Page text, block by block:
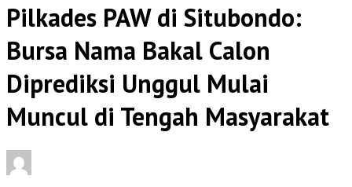
Pilkades PAW di Situbondo:
Bursa Nama Bakal Calon
Diprediksi Unggul Mulai
Muncul di Tengah Masyarakat